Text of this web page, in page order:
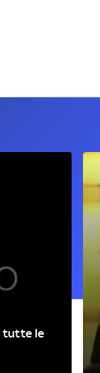
tutte le